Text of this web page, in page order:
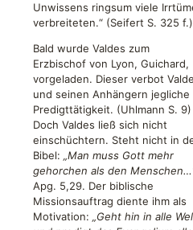
Unwissens ringsum viele
verbreiteten.“ (Seifert S. 325 f.)
Bald wurde Valdes zum
Erzbischof von Lyon, Guichard,
vorgeladen. Dieser verbot
und seinen Anhängern jegliche
Predigttätigkeit. (Uhlmann S. 9)
Doch Valdes ließ sich nicht
einschüchtern. Steht nicht in
Bibel: „Man muss Gott mehr
gehorchen als den
Apg. 5,29. Der biblische
Missionsauftrag diente ihm als
Motivation: „Geht hin in alle